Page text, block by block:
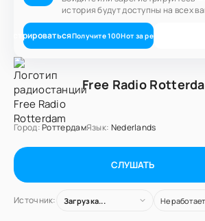
история будут доступны на всех
Получите100Нот за регистрацию
Free Radio
Город:РоттердамЯзык: Nederlands
СЛУШАТЬ
Источник: Загрузка... Не